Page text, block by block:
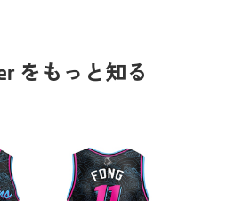
をもっと知る